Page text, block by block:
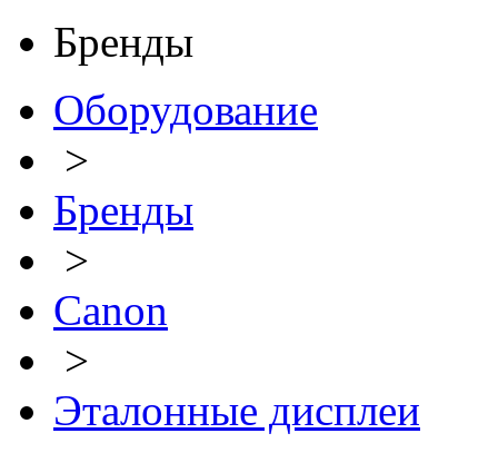
Бренды
Оборудование
>
Бренды
>
Canon
>
Эталонные дисплеи